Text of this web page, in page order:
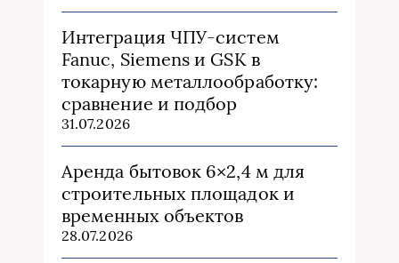
Интеграция ЧПУ-систем
Fanuc, Siemens и GSK в
токарную металлообработку:
сравнение и подбор
31.07.2026
Аренда бытовок 6×2,4 м для
строительных площадок и
временных объектов
28.07.2026